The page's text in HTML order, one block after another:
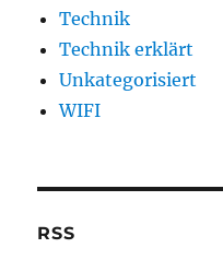
Technik
Technik erklärt
Unkategorisiert
WIFI
RSS